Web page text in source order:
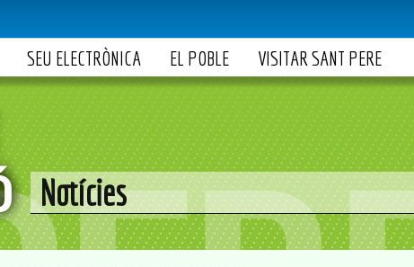
SEU ELECTRÒNICA EL POBLE VISITAR SANT PERE
Notícies